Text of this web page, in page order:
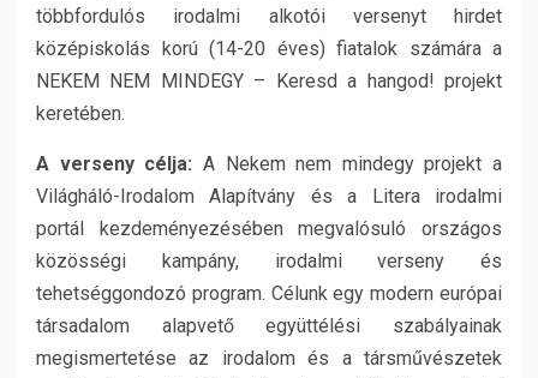
többfordulós irodalmi alkotói versenyt hirdet
középiskolás korú (14-20 éves) fiatalok számára a
NEKEM NEM MINDEGY – Keresd a hangod! projekt
keretében.
A verseny célja: A Nekem nem mindegy projekt a
Világháló-Irodalom Alapítvány és a Litera irodalmi
portál kezdeményezésében megvalósuló országos
közösségi kampány, irodalmi verseny és
tehetséggondozó program. Célunk egy modern európai
társadalom alapvető együttélési szabályainak
megismertetése az irodalom és a társművészetek